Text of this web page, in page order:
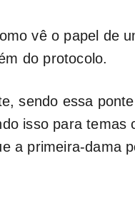
vê o papel de
do protocolo.
sendo essa
isso para temas
a primeira-dama